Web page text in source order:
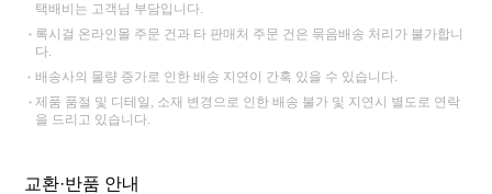
택배비는 고객님 부담입니다.
록시걸 온라인몰 주문 건과 타 판매처 주문 건은 묶음배송 처리가 불가합니
다.
배송사의 물량 증가로 인한 배송 지연이 간혹 있을 수 있습니다.
제품 품절 및 디테일, 소재 변경으로 인한 배송 불가 및 지연시 별도로 연락
을 드리고 있습니다.
교환·반품 안내